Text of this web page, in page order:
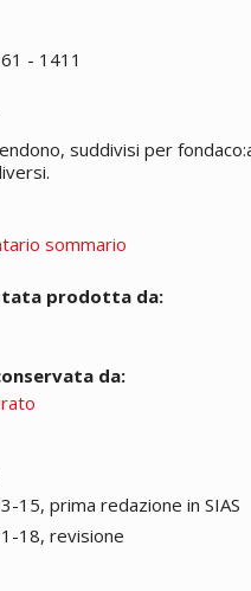
- 1411
suddivisi per
sommario
prodotta da:
da:
15, prima redazione in SIAS
18, revisione